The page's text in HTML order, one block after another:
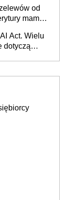
od
mamy
Act. Wielu
dotyczą